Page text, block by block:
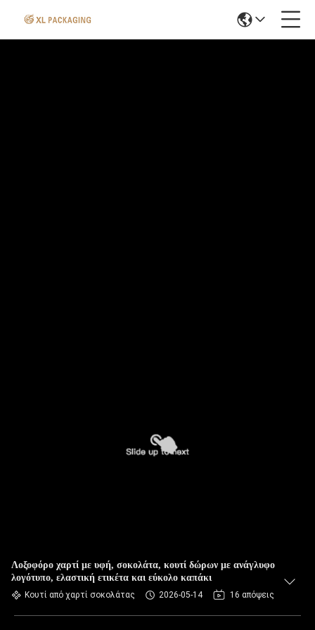
Λοξοφόρο χαρτί με υφή, σοκολάτα, κουτί δώρων με ανάγλυφο
λογότυπο, ελαστική ετικέτα και εύκολο καπάκι
Κουτί από χαρτί σοκολάτας 2026-05-14 16 απόψεις